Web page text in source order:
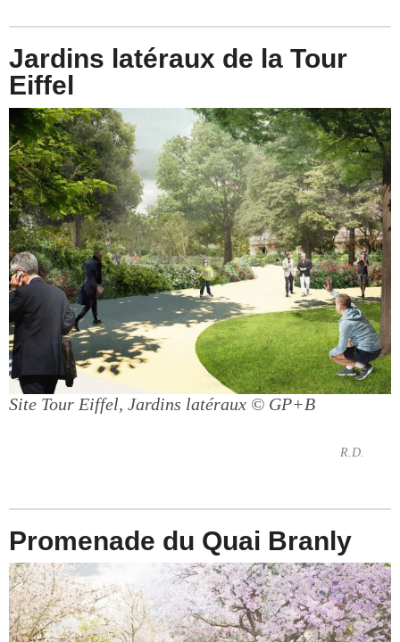
Jardins latéraux de la Tour
Eiffel
Site Tour Eiffel, Jardins latéraux © GP+B
R.D.
Promenade du Quai Branly